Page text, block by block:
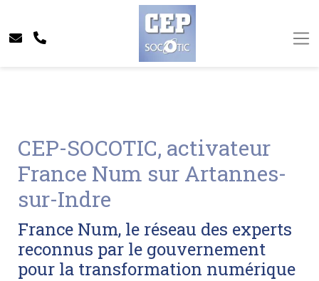
CEP-SOCOTIC, activateur
France Num sur Artannes-
sur-Indre
France Num, le réseau des experts
reconnus par le gouvernement
pour la transformation numérique